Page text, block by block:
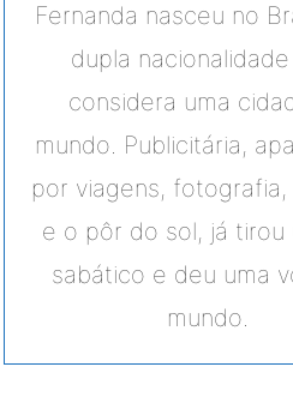
Fernanda nasceu no
dupla
considera uma
mundo. Publicitária,
por viagens,
e o pôr do sol, já tirou
sabático e deu uma
mundo.